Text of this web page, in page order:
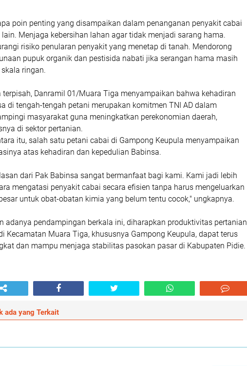
poin penting yang disampaikan dalam penanganan penyakit cabai
Menjaga kebersihan lahan agar tidak menjadi sarang hama.
risiko penularan penyakit yang menetap di tanah. Mendorong
pupuk organik dan pestisida nabati jika serangan hama masih
ringan.
terpisah, Danramil 01/Muara Tiga menyampaikan bahwa kehadiran
di tengah-tengah petani merupakan komitmen TNI AD dalam
masyarakat guna meningkatkan perekonomian daerah,
di sektor pertanian.
itu, salah satu petani cabai di Gampong Keupula menyampaikan
atas kehadiran dan kepedulian Babinsa.
dari Pak Babinsa sangat bermanfaat bagi kami. Kami jadi lebih
mengatasi penyakit cabai secara efisien tanpa harus mengeluarkan
untuk obat-obatan kimia yang belum tentu cocok," ungkapnya.
adanya pendampingan berkala ini, diharapkan produktivitas pertanian
Kecamatan Muara Tiga, khususnya Gampong Keupula, dapat terus
dan mampu menjaga stabilitas pasokan pasar di Kabupaten Pidie.
ada yang Terkait